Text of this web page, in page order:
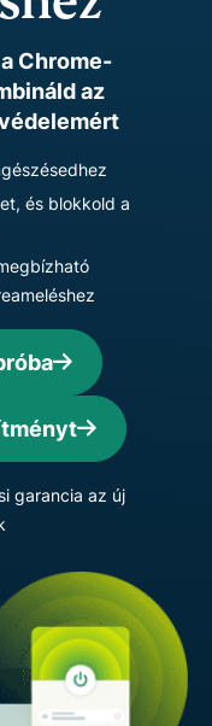
Chrome-
az
és blokkold a
garancia az új